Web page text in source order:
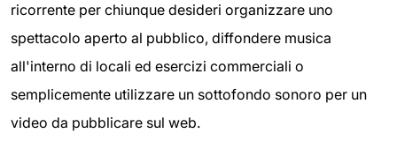
ricorrente per chiunque desideri organizzare uno
spettacolo aperto al pubblico, diffondere musica
all'interno di locali ed esercizi commerciali o
semplicemente utilizzare un sottofondo sonoro per un
video da pubblicare sul web.